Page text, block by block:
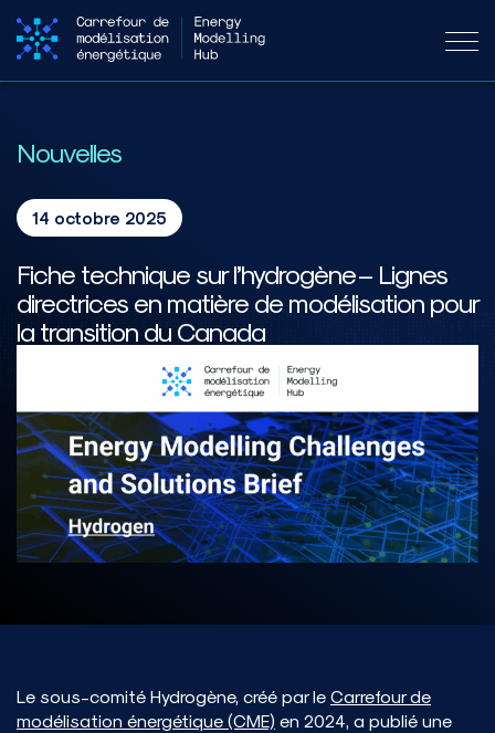
Nouvelles
14 octobre 2025
Fiche technique sur l’hydrogène – Lignes
directrices en matière de modélisation pour
la transition du Canada
Le sous-comité Hydrogène, créé par le Carrefour de
modélisation énergétique (CME) en 2024, a publié une